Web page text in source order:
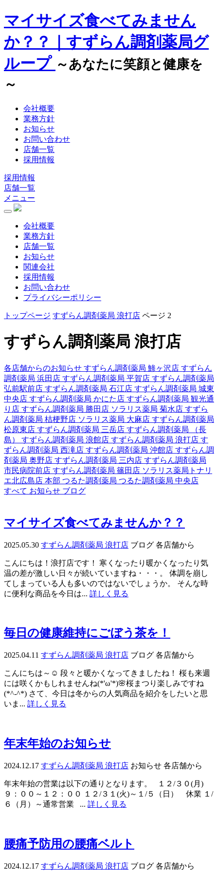
マイサイズ食べてみません
か？？｜すずらん調剤薬局グ
ループ ～あなたに笑顔と健康を
～
会社概要
業務方針
お知らせ
お問い合わせ
店舗一覧
採用情報
採用情報
店舗一覧
メニュー
会社概要
業務方針
店舗一覧
お知らせ
関連会社
採用情報
お問い合わせ
プライバシーポリシー
トップページ すずらん調剤薬局 浪打店 ページ 2
すずらん調剤薬局 浪打店
各店舗からのお知らせ すずらん調剤薬局 鯵ヶ沢店 すずらん
調剤薬局 浜田店 すずらん調剤薬局 平賀店 すずらん調剤薬局
弘前駅前店 すずらん調剤薬局 石江店 すずらん調剤薬局 城東
中央店 すずらん調剤薬局 かにた店 すずらん調剤薬局 観光通
り店 すずらん調剤薬局 勝田店 ソラリス薬局 菊水店 すずら
ん調剤薬局 桔梗野店 ソラリス薬局 大麻店 すずらん調剤薬局
松原東店 すずらん調剤薬局 三岳店 すずらん調剤薬局 （長
島） すずらん調剤薬局 浪館店 すずらん調剤薬局 浪打店 す
ずらん調剤薬局 西滝店 すずらん調剤薬局 沖館店 すずらん調
剤薬局 奥野店 すずらん調剤薬局 三内店 すずらん調剤薬局
市民病院前店 すずらん調剤薬局 篠田店 ソラリス薬局トナリ
エ北広島店 本部 つるた調剤薬局 つるた調剤薬局 中央店
すべて お知らせ ブログ
マイサイズ食べてみませんか？？
2025.05.30 すずらん調剤薬局 浪打店 ブログ 各店舗から
こんにちは！浪打店です！ 寒くなったり暖かくなったり気
温の差が激しい日々が続いていますね・・・。 体調を崩し
てしまっている人も多いのではないでしょうか。 そんな時
に便利な商品を今日は... 詳しく見る
毎日の健康維持にごぼう茶を！
2025.04.11 すずらん調剤薬局 浪打店 ブログ 各店舗から
こんにちは～☺ 段々と暖かくなってきましたね！ 桜も来週
には咲くかもしれませんね(*'ω'*)🌸桜まつり楽しみですね
(*^-^*) さて、今日は冬からの人気商品を紹介をしたいと思
いま... 詳しく見る
年末年始のお知らせ
2024.12.17 すずらん調剤薬局 浪打店 お知らせ 各店舗から
年末年始の営業は以下の通りとなります。 １２/３０(月)
９：００～１２：００ １２/３１(火)～１/５（日） 休業 １/
６（月）～通常営業 ... 詳しく見る
腰痛予防用の腰痛ベルト
2024.12.17 すずらん調剤薬局 浪打店 ブログ 各店舗から